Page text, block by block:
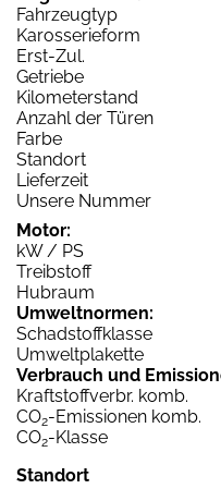
Fahrzeugtyp
Karosserieform
Erst-Zul.
Getriebe
Kilometerstand
Anzahl der Türen
Farbe
Standort
Lieferzeit
Unsere Nummer
Motor:
kW / PS
Treibstoff
Hubraum
Umweltnormen:
Schadstoffklasse
Umweltplakette
Verbrauch und
Kraftstoffverbr. komb.
CO2-Emissionen komb.
CO2-Klasse
Standort